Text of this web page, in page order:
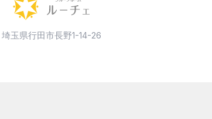
埼玉県行田市長野1-14-26